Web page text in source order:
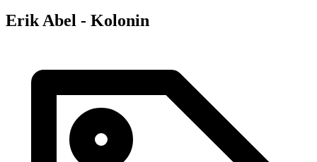
Erik Abel - Kolonin